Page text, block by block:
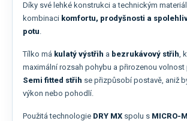
Díky své lehké konstrukci a technickým
kombinaci komfortu, prodyšnosti a
potu.
Tílko má kulatý výstřih a bezrukávový střih,
maximální rozsah pohybu a přirozenou volnost
Semi fitted střih se přizpůsobí postavě, aniž
výkon nebo pohodlí.
Použitá technologie DRY MX spolu s MICRO-